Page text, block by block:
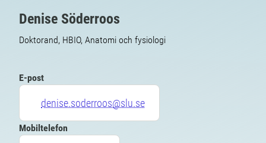
Denise Söderroos
Doktorand, HBIO, Anatomi och fysiologi
E-post
denise.soderroos@slu.se
Mobiltelefon